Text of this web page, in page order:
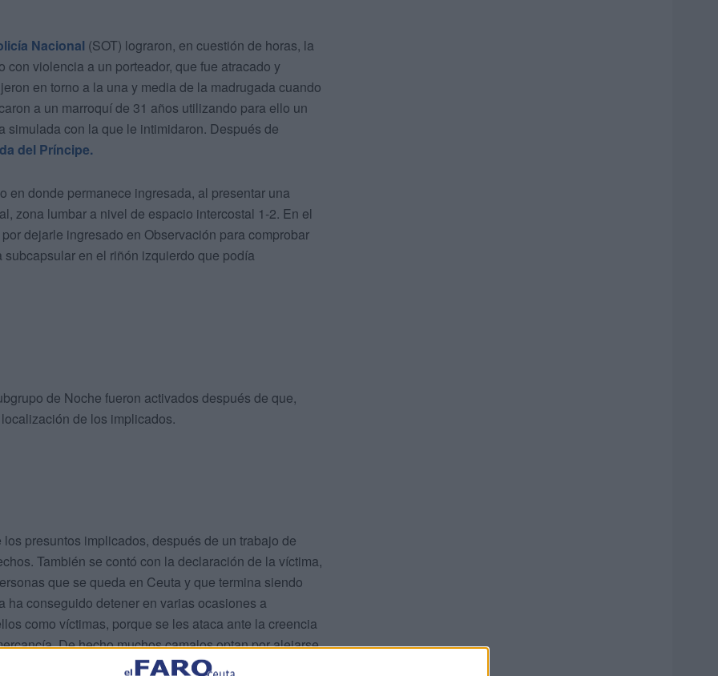
Nacional (SOT) lograron, en cuestión de horas, la
violencia a un porteador, que fue atracado y
en torno a la una y media de la madrugada cuando
a un marroquí de 31 años utilizando para ello un
con la que le intimidaron. Después de
del Príncipe.
en donde permanece ingresada, al presentar una
zona lumbar a nivel de espacio intercostal 1-2. En el
dejarle ingresado en Observación para comprobar
en el riñón izquierdo que podía
de Noche fueron activados después de que,
de los implicados.
presuntos implicados, después de un trabajo de
También se contó con la declaración de la víctima,
que se queda en Ceuta y que termina siendo
conseguido detener en varias ocasiones a
como víctimas, porque se les ataca ante la creencia
De hecho muchos camalos optan por alejarse
en su contra.